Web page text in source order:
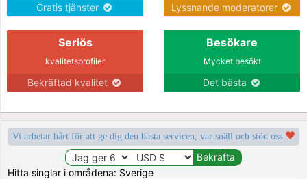
Gratis tjänster Lyssnande moderatorer
Seriös
kvalitetsprofiler
Bekräftad kvalitet
Besökare
Mycket besökt
Det bästa
Vi arbetar hårt för att ge dig den bästa servicen, var snäll och stöd oss
Hitta singlar i områdena: Sverige